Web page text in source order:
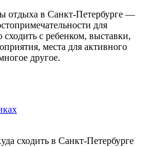
отдыха в Санкт-Петербурге —
для
с ребенком, выставки,
места для активного
другое.
сходить в Санкт-Петербурге